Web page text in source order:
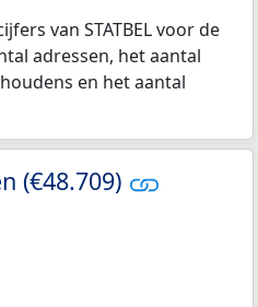
van STATBEL voor de
adressen, het aantal
en het aantal
(€48.709)